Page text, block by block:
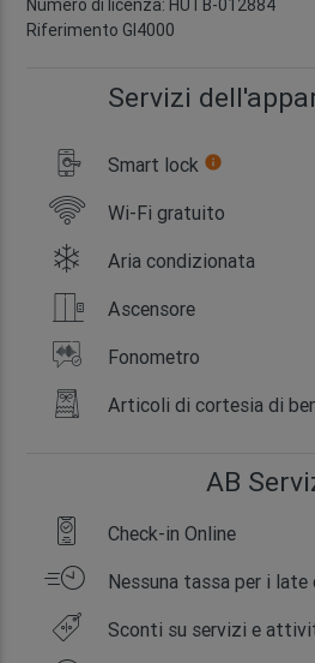
Numero di licenza: HUTB-012884
Riferimento GI4000
Servizi
Smart lock info
Wi-Fi gratuito
Aria condizionata
Ascensore
Fonometro
Articoli di cortesia di
AB
Check-in Online
Nessuna tassa per i late
Sconti su servizi e